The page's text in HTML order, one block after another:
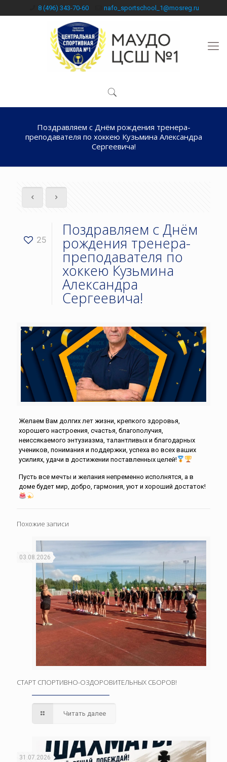
8 (496) 343-70-60 nafo_sportschool_1@mosreg.ru
Поздравляем с Днём рождения тренера-
преподавателя по хоккею Кузьмина Александра
Сергеевича!
25
Поздравляем с Днём
рождения тренера-
преподавателя по
хоккею Кузьмина
Александра
Сергеевича!
Желаем Вам долгих лет жизни, крепкого здоровья,
хорошего настроения, счастья, благополучия,
неиссякаемого энтузиазма, талантливых и благодарных
учеников, понимания и поддержки, успеха во всех ваших
усилиях, удачи в достижении поставленных целей!
Пусть все мечты и желания непременно исполнятся, а в
доме будет мир, добро, гармония, уют и хороший достаток!
Похожие записи
03.08.2026
СТАРТ СПОРТИВНО-ОЗДОРОВИТЕЛЬНЫХ СБОРОВ!
Читать далее
31.07.2026